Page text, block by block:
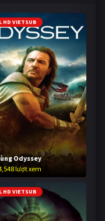
HD VIETSUB
Odyssey
lượt xem
HD VIETSUB